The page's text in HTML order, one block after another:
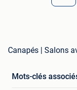
Canapés | Salons
Mots-clés